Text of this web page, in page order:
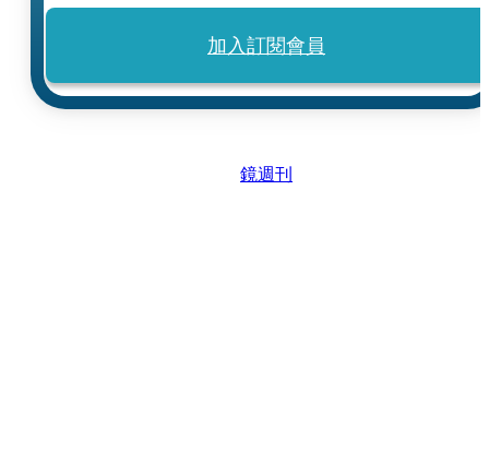
加入訂閱會員
鏡週刊